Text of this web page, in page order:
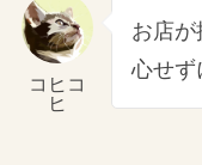
コヒコ
ヒ
お店が
心せず